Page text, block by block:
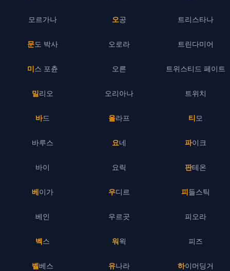
모르가나
문도 박사
미스 포츈
밀리오
바드
바루스
바이
베이가
베인
벡스
벨베스
오공
오로라
오른
오리아나
올라프
요네
요릭
우디르
우르곳
워윅
유나라
트리스타나
트린다미어
트위스티드 페이트
트위치
티모
파이크
판테온
피들스틱
피오라
피즈
하이머딩거